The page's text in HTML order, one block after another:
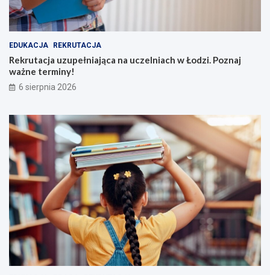
EDUKACJA REKRUTACJA
Rekrutacja uzupełniająca na uczelniach w Łodzi. Poznaj
ważne terminy!
6 sierpnia 2026